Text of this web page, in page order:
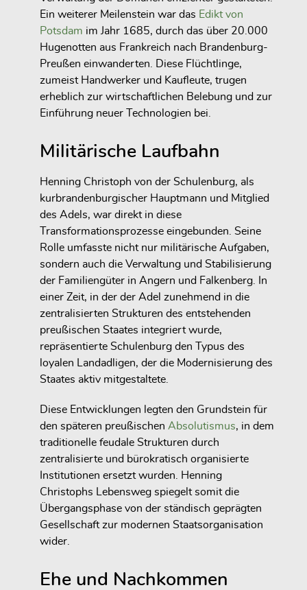
Ein weiterer Meilenstein war das Edikt von
Potsdam im Jahr 1685, durch das über 20.000
Hugenotten aus Frankreich nach Brandenburg-
Preußen einwanderten. Diese Flüchtlinge,
zumeist Handwerker und Kaufleute, trugen
erheblich zur wirtschaftlichen Belebung und zur
Einführung neuer Technologien bei.
Militärische Laufbahn
Henning Christoph von der Schulenburg, als
kurbrandenburgischer Hauptmann und Mitglied
des Adels, war direkt in diese
Transformationsprozesse eingebunden. Seine
Rolle umfasste nicht nur militärische Aufgaben,
sondern auch die Verwaltung und Stabilisierung
der Familiengüter in Angern und Falkenberg. In
einer Zeit, in der der Adel zunehmend in die
zentralisierten Strukturen des entstehenden
preußischen Staates integriert wurde,
repräsentierte Schulenburg den Typus des
loyalen Landadligen, der die Modernisierung des
Staates aktiv mitgestaltete.
Diese Entwicklungen legten den Grundstein für
den späteren preußischen Absolutismus, in dem
traditionelle feudale Strukturen durch
zentralisierte und bürokratisch organisierte
Institutionen ersetzt wurden. Henning
Christophs Lebensweg spiegelt somit die
Übergangsphase von der ständisch geprägten
Gesellschaft zur modernen Staatsorganisation
wider.
Ehe und Nachkommen